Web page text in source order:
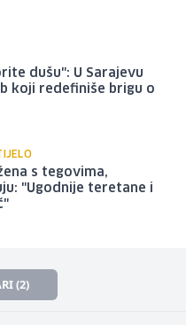
dušu": U Sarajevu
koji redefiniše brigu o
s tegovima,
"Ugodnije teretane i
(2)